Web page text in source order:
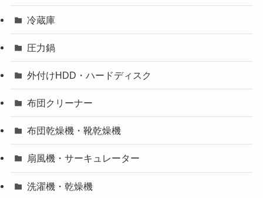
冷蔵庫
圧力鍋
外付けHDD・ハードディスク
布団クリーナー
布団乾燥機・靴乾燥機
扇風機・サーキュレーター
洗濯機・乾燥機